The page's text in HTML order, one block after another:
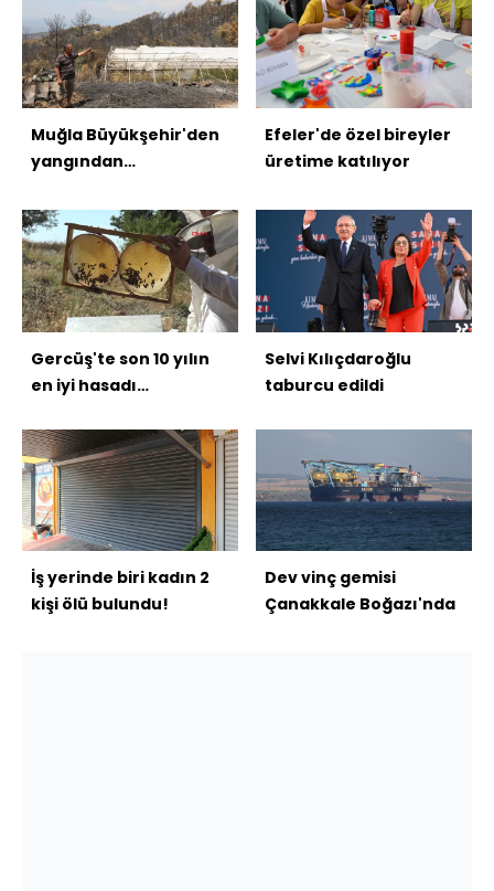
Muğla Büyükşehir'den
yangından
Efeler'de özel bireyler
üretime katılıyor
Gercüş'te son 10 yılın
en iyi hasadı
Selvi Kılıçdaroğlu
taburcu edildi
İş yerinde biri kadın 2
kişi ölü bulundu!
Dev vinç gemisi
Çanakkale Boğazı'nda